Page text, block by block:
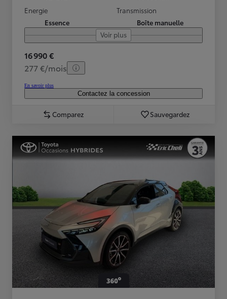
Energie
Essence
Transmission
Boîte manuelle
Voir plus
16 990 €
277 €/mois
En savoir plus
Contactez la concession
Comparez Sauvegardez